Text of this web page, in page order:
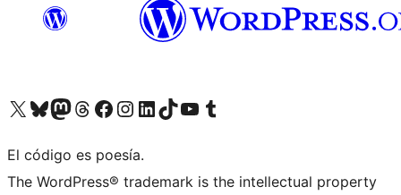
Visit our X (formerly Twitter) account
Visit our Bluesky account
Visita nuestra cuenta de Twitter
Visit our Threads account
Visita nuestra página de Facebook
Visite nuestra cuenta de Instagram
Visit our LinkedIn account
Visit our TikTok account
Visit our YouTube channel
Visit our Tumblr account
El código es poesía.
The WordPress® trademark is the intellectual property